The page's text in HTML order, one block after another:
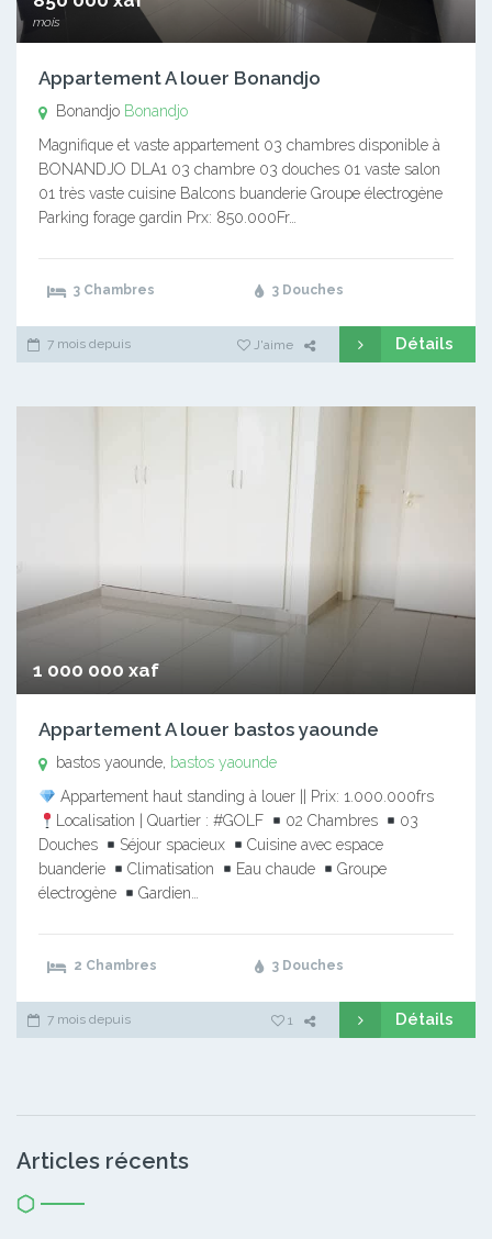
mois
Appartement A louer Bonandjo
Bonandjo Bonandjo
Magnifique et vaste appartement 03 chambres disponible à
BONANDJO DLA1 03 chambre 03 douches 01 vaste salon
01 très vaste cuisine Balcons buanderie Groupe électrogène
Parking forage gardin Prx: 850.000Fr…
3 Chambres 3 Douches
7 mois depuis J'aime Détails
1 000 000 xaf
Appartement A louer bastos yaounde
bastos yaounde, bastos yaounde
Appartement haut standing à louer || Prix: 1.000.000frs
Localisation | Quartier : #GOLF
02 Chambres
03
Douches
Séjour spacieux
Cuisine avec espace
buanderie
Climatisation Eau chaude
Groupe
électrogène
Gardien…
2 Chambres 3 Douches
7 mois depuis 1 Détails
Articles récents